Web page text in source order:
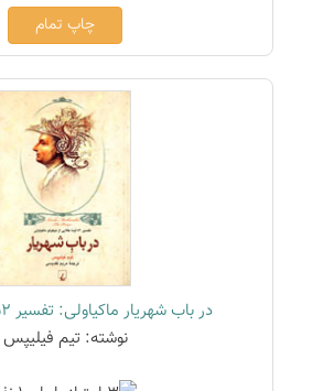
چاپ تمام
در باب شهریار ماکیاولی: تفسیر 52 ایده طلایی
نوشته: تیم فیلیپس